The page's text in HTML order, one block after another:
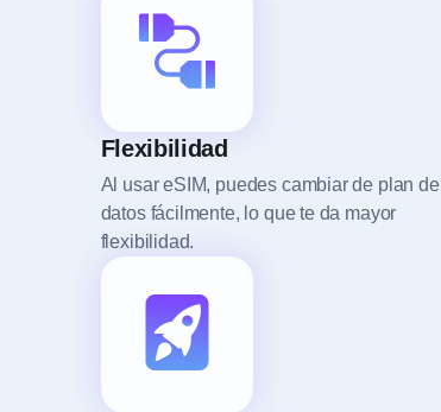
Flexibilidad
Al usar eSIM, puedes cambiar de plan de
datos fácilmente, lo que te da mayor
flexibilidad.